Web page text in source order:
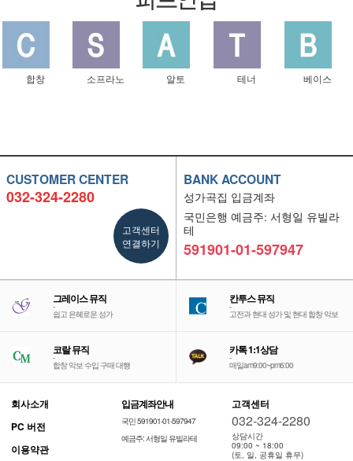
합창 소프라노 알토 테너 베이스
CUSTOMER CENTER
032-324-2280
고객센터
연결하기
BANK ACCOUNT
성가곡집 입금계좌
국민은행 예금주: 서형일 유빌라
테
591901-01-597947
그레이스 뮤직
-
쉽고 은혜로운 성가
칸투스 뮤직
-
고전과 현대 성가 및 현대 합창 악보
코랄 뮤직
-
합창 악보 수입 구매 대행
카톡 1:1상담
-
매일am9:00~pm6:00
회사소개
PC 버전
이용약관
입금계좌안내
국민 591901-01-597947
예금주: 서형일 유빌라테
고객센터
032-324-2280
상담시간
09:00 ~ 18:00
(토, 일, 공휴일 휴무)